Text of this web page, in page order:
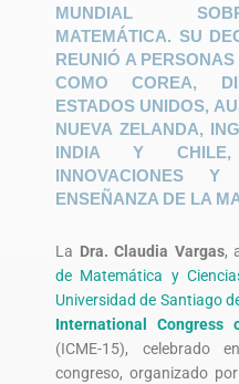
MUNDIAL
MATEMÁTICA. SU
REUNIÓ A
COMO COREA,
ESTADOS UNIDOS,
NUEVA ZELANDA,
INDIA Y CHILE,
INNOVACIONES
ENSEÑANZA DE LA
La Dra. Claudia Vargas,
de Matemática y
Universidad de Santiago
International Congress
(ICME-15), celebrado
congreso, organizado